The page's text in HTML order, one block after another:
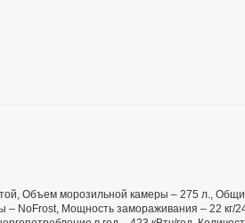
Объем морозильной камеры – 275 л.,
NoFrost, Мощность замораживания – 22 кг/